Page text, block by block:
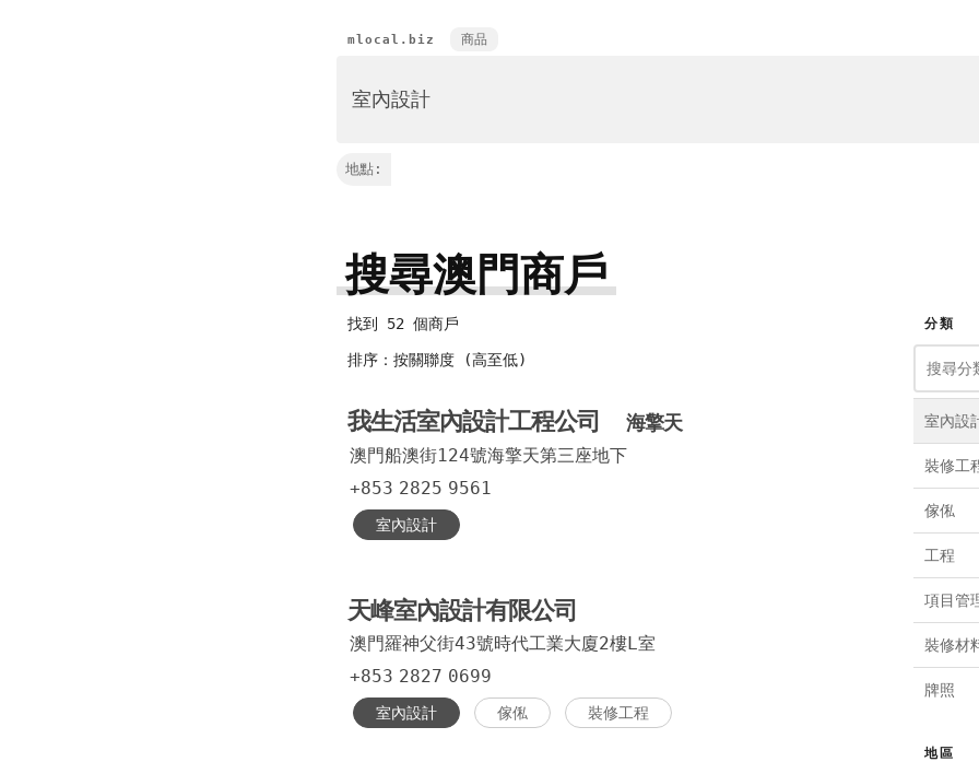
mlocal.biz 商品
地點:
搜尋澳門商戶
找到 52 個商戶
排序：按關聯度 (高至低)
我生活室內設計工程公司 海擎天
澳門船澳街124號海擎天第三座地下
+853 2825 9561
室內設計
天峰室內設計有限公司
澳門羅神父街43號時代工業大廈2樓L室
+853 2827 0699
室內設計 傢俬 裝修工程
分類
室內
裝修工
傢俬
工程
項目管
裝修材
牌照
地區